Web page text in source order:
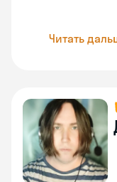
Читать